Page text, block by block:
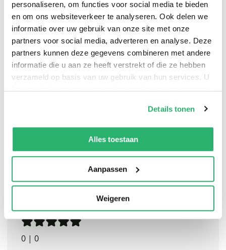
personaliseren, om functies voor social media te bieden
en om ons websiteverkeer te analyseren. Ook delen we
informatie over uw gebruik van onze site met onze
partners voor social media, adverteren en analyse. Deze
partners kunnen deze gegevens combineren met andere
informatie die u aan ze heeft verstrekt of die ze hebben
verzameld op basis van uw gebruik van hun services. U
kunt op ieder moment uw cookievoorkeuren aanpassen
We werken samen met13 derdendie uw gegevens
kunnen ontvangen en verwerken.
Details tonen
Alles toestaan
Aanpassen
Weigeren
groups of folk and fairy stories, a group of Mother
Goose, of Rossetti, of Stevenson, and so on; so that the
child may get a body, not a mere bit, of one kind of
material before passing to another. Thus from the first
he is trained to associate related literature and to
organize what he reads. Attractive black and white
illustrations are appealing to children. Suitable for ages
0 | 0